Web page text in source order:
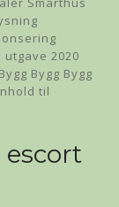
2020
Bygg Bygg
til
escort